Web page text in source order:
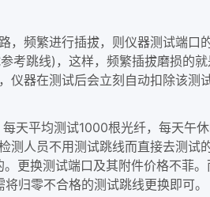
频繁进行插拔，则仪器测试端口
考跳线)，这样，频繁插拔磨损的
器在测试后会立刻自动扣除该测
天平均测试1000根光纤，每天午
人员不用测试跳线而直接去测试
更换测试端口及其附件价格不菲
归零不合格的测试跳线更换即可。